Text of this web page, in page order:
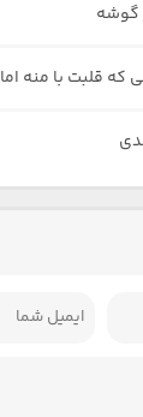
گوشه
قلبت با منه